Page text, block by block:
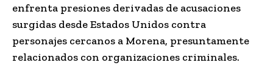
enfrenta presiones derivadas de acusaciones
surgidas desde Estados Unidos contra
personajes cercanos a Morena, presuntamente
relacionados con organizaciones criminales.